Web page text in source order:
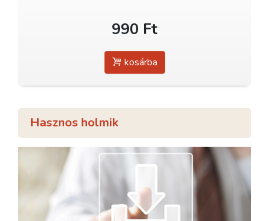
990 Ft
kosárba
Hasznos holmik